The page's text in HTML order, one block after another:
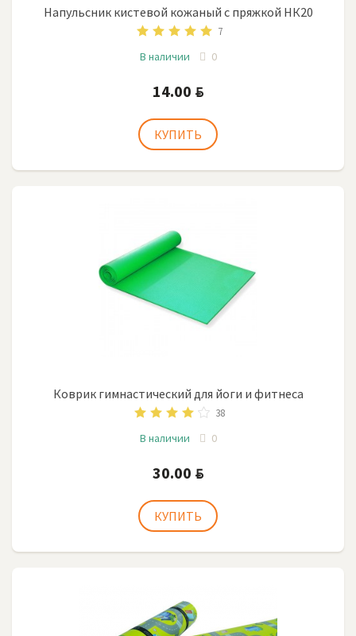
Напульсник кистевой кожаный с пряжкой НК20
7
В наличии 0
14.00 BYN
Коврик гимнастический для йоги и фитнеса
38
В наличии 0
30.00 BYN